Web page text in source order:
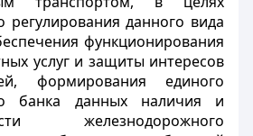
регулирования данного вида
функционирования
услуг и защиты интересов
формирования единого
банка данных наличия и
железнодорожного